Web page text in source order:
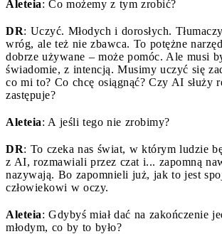
Aleteia: Co możemy z tym zrobić?
DR: Uczyć. Młodych i dorosłych.
wróg, ale też nie zbawca. To potężne
dobrze używane – może pomóc. Ale musi
świadomie, z intencją. Musimy uczyć się
co mi to? Co chcę osiągnąć? Czy AI służy
zastępuje?
Aleteia: A jeśli tego nie zrobimy?
DR: To czeka nas świat, w którym ludzie
z AI, rozmawiali przez czat i... zapomną
nazywają. Bo zapomnieli już, jak to jest
człowiekowi w oczy.
Aleteia: Gdybyś miał dać na zakończenie
młodym, co by to było?